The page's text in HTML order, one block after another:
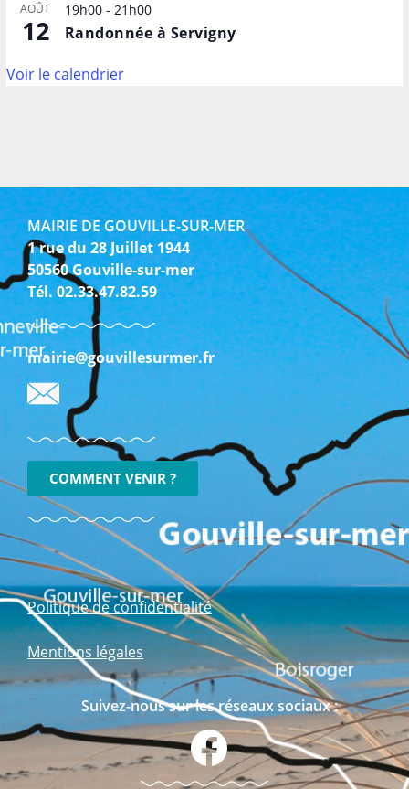
AOÛT
12
19h00- 21h00
Randonnée à Servigny
Voir le calendrier
MAIRIE DE GOUVILLE-SUR-MER
1 rue du 28 Juillet 1944
50560 Gouville-sur-mer
Tél. 02.33.47.82.59
mairie@gouvillesurmer.fr
COMMENT VENIR ?
Politique de confidentialité
Mentions légales
Suivez-nous sur les réseaux sociaux :